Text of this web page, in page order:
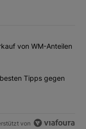
kommentierten
Pläne für den
von WM-Anteilen
der Schweiz: Die
Tipps gegen
von